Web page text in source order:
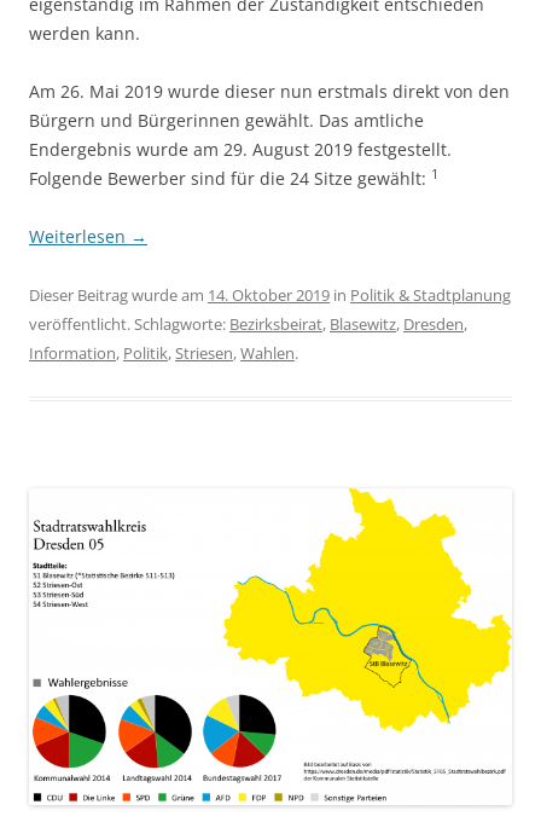
werden kann.
Am 26. Mai 2019 wurde dieser nun erstmals direkt von den
Bürgern und Bürgerinnen gewählt. Das amtliche
Endergebnis wurde am 29. August 2019 festgestellt.
Folgende Bewerber sind für die 24 Sitze gewählt: 1
Weiterlesen →
Dieser Beitrag wurde am 14. Oktober 2019 in Politik & Stadtplanung
veröffentlicht. Schlagworte: Bezirksbeirat, Blasewitz, Dresden,
Information, Politik,Striesen,Wahlen.